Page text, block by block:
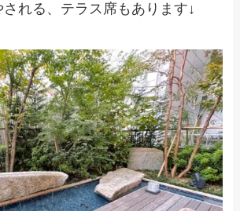
れる、テラス席もあります↓